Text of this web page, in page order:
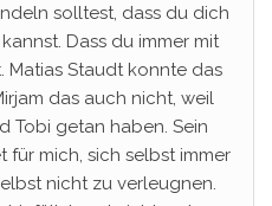
solltest, dass du dich
Dass du immer mit
Matias Staudt konnte das
das auch nicht, weil
Tobi getan haben. Sein
für mich, sich selbst immer
nicht zu verleugnen.